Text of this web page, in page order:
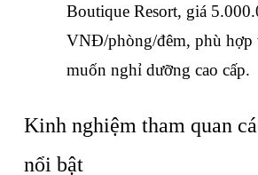
Boutique Resort, giá
VNĐ/phòng/đêm, phù hợp
muốn nghỉ dưỡng cao cấp.
Kinh nghiệm tham quan
nổi bật